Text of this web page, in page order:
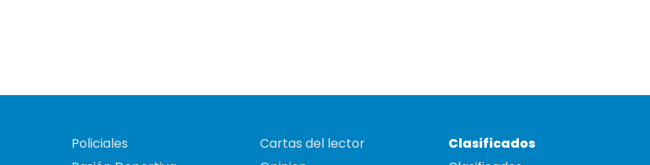
Policiales
Cartas del lector
Clasificados